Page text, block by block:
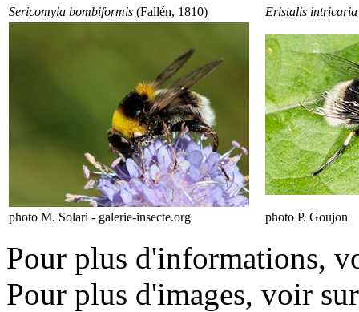
Sericomyia bombiformis (Fallén, 1810) Eristalis intricaria
photo M. Solari - galerie-insecte.org photo P. Goujon
Pour plus d'informations,
Pour plus d'images, voir